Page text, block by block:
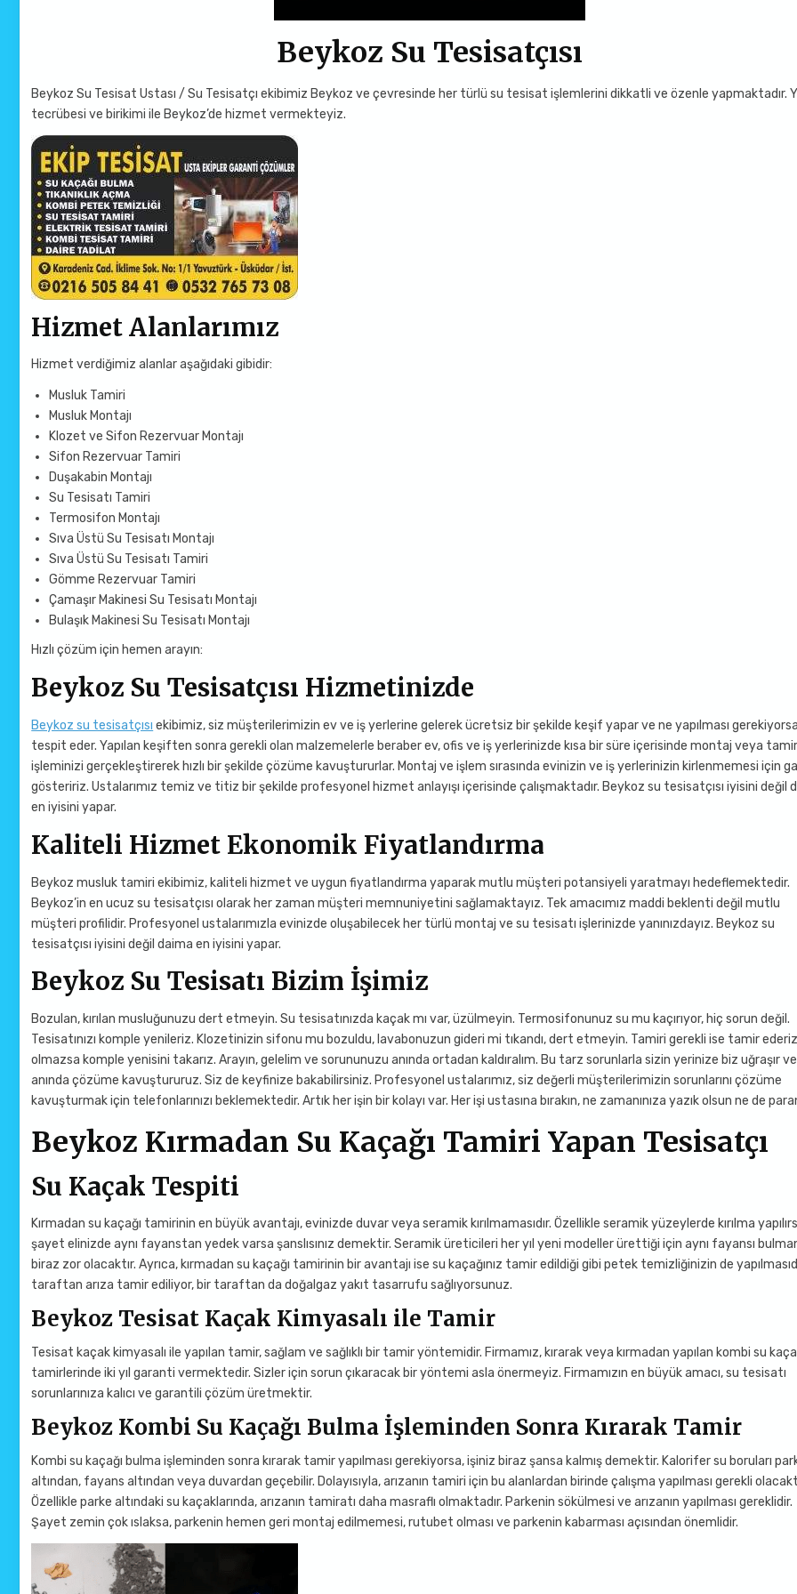
Beykoz Su Tesisatçısı
Beykoz Su Tesisat Ustası / Su Tesisatçı ekibimiz Beykoz ve çevresinde her türlü su tesisat işlemlerini dikkatli ve özenle yapmaktadır.
tecrübesi ve birikimi ile Beykoz’de hizmet vermekteyiz.
Hizmet Alanlarımız
Hizmet verdiğimiz alanlar aşağıdaki gibidir:
Musluk Tamiri
Musluk Montajı
Klozet ve Sifon Rezervuar Montajı
Sifon Rezervuar Tamiri
Duşakabin Montajı
Su Tesisatı Tamiri
Termosifon Montajı
Sıva Üstü Su Tesisatı Montajı
Sıva Üstü Su Tesisatı Tamiri
Gömme Rezervuar Tamiri
Çamaşır Makinesi Su Tesisatı Montajı
Bulaşık Makinesi Su Tesisatı Montajı
Hızlı çözüm için hemen arayın:
Beykoz Su Tesisatçısı Hizmetinizde
Beykoz su tesisatçısı ekibimiz, siz müşterilerimizin ev ve iş yerlerine gelerek ücretsiz bir şekilde keşif yapar ve ne yapılması gerekiyorsa
tespit eder. Yapılan keşiften sonra gerekli olan malzemelerle beraber ev, ofis ve iş yerlerinizde kısa bir süre içerisinde montaj veya
işleminizi gerçekleştirerek hızlı bir şekilde çözüme kavuştururlar. Montaj ve işlem sırasında evinizin ve iş yerlerinizin kirlenmemesi için
gösteririz. Ustalarımız temiz ve titiz bir şekilde profesyonel hizmet anlayışı içerisinde çalışmaktadır. Beykoz su tesisatçısı iyisini değil
en iyisini yapar.
Kaliteli Hizmet Ekonomik Fiyatlandırma
Beykoz musluk tamiri ekibimiz, kaliteli hizmet ve uygun fiyatlandırma yaparak mutlu müşteri potansiyeli yaratmayı hedeflemektedir.
Beykoz’in en ucuz su tesisatçısı olarak her zaman müşteri memnuniyetini sağlamaktayız. Tek amacımız maddi beklenti değil mutlu
müşteri profilidir. Profesyonel ustalarımızla evinizde oluşabilecek her türlü montaj ve su tesisatı işlerinizde yanınızdayız. Beykoz su
tesisatçısı iyisini değil daima en iyisini yapar.
Beykoz Su Tesisatı Bizim İşimiz
Bozulan, kırılan musluğunuzu dert etmeyin. Su tesisatınızda kaçak mı var, üzülmeyin. Termosifonunuz su mu kaçırıyor, hiç sorun değil.
Tesisatınızı komple yenileriz. Klozetinizin sifonu mu bozuldu, lavabonuzun gideri mi tıkandı, dert etmeyin. Tamiri gerekli ise tamir
olmazsa komple yenisini takarız. Arayın, gelelim ve sorununuzu anında ortadan kaldıralım. Bu tarz sorunlarla sizin yerinize biz uğraşır ve
anında çözüme kavuştururuz. Siz de keyfinize bakabilirsiniz. Profesyonel ustalarımız, siz değerli müşterilerimizin sorunlarını çözüme
kavuşturmak için telefonlarınızı beklemektedir. Artık her işin bir kolayı var. Her işi ustasına bırakın, ne zamanınıza yazık olsun ne de
Beykoz Kırmadan Su Kaçağı Tamiri Yapan Tesisatçı
Su Kaçak Tespiti
Kırmadan su kaçağı tamirinin en büyük avantajı, evinizde duvar veya seramik kırılmamasıdır. Özellikle seramik yüzeylerde kırılma
şayet elinizde aynı fayanstan yedek varsa şanslısınız demektir. Seramik üreticileri her yıl yeni modeller ürettiği için aynı fayansı
biraz zor olacaktır. Ayrıca, kırmadan su kaçağı tamirinin bir avantajı ise su kaçağınız tamir edildiği gibi petek temizliğinizin de
taraftan arıza tamir ediliyor, bir taraftan da doğalgaz yakıt tasarrufu sağlıyorsunuz.
Beykoz Tesisat Kaçak Kimyasalı ile Tamir
Tesisat kaçak kimyasalı ile yapılan tamir, sağlam ve sağlıklı bir tamir yöntemidir. Firmamız, kırarak veya kırmadan yapılan kombi su
tamirlerinde iki yıl garanti vermektedir. Sizler için sorun çıkaracak bir yöntemi asla önermeyiz. Firmamızın en büyük amacı, su tesisatı
sorunlarınıza kalıcı ve garantili çözüm üretmektir.
Beykoz Kombi Su Kaçağı Bulma İşleminden Sonra Kırarak Tamir
Kombi su kaçağı bulma işleminden sonra kırarak tamir yapılması gerekiyorsa, işiniz biraz şansa kalmış demektir. Kalorifer su boruları
altından, fayans altından veya duvardan geçebilir. Dolayısıyla, arızanın tamiri için bu alanlardan birinde çalışma yapılması gerekli
Özellikle parke altındaki su kaçaklarında, arızanın tamiratı daha masraflı olmaktadır. Parkenin sökülmesi ve arızanın yapılması gereklidir.
Şayet zemin çok ıslaksa, parkenin hemen geri montaj edilmemesi, rutubet olması ve parkenin kabarması açısından önemlidir.